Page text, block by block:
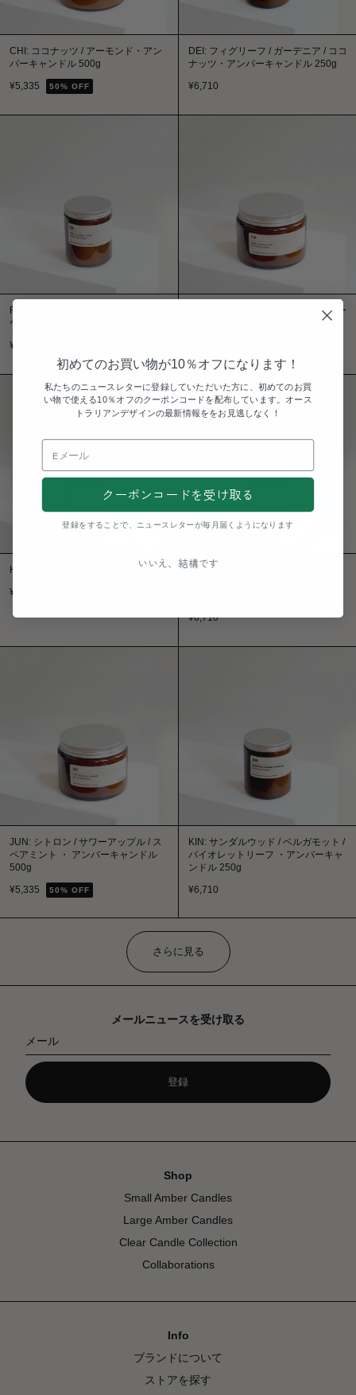
CHI: ココナッツ / アーモンド・アン
バーキャンドル 500g
¥5,335 50% OFF
DEI: フィグリーフ / ガーデニア / ココ
ナッツ・アンバーキャンドル 250g
¥6,710
FIR: シダー / ファーニードル / クロー
ヴ・アンバーキャンドル 250g
¥
FIR: シダー / ファーニードル / クロー
HUE 250g
¥
JUN: シトロン / サワーアップル / ス
¥6,710
JUN: シトロン / サワーアップル / ス
ペアミント ・ アンバーキャンドル
500g
¥5,335 50% OFF
KIN: サンダルウッド / ベルガモット /
バイオレットリーフ ・アンバーキャ
ンドル 250g
¥6,710
さらに見る
メールニュースを受け取る
メール
登録
Shop
Small Amber Candles
Large Amber Candles
Clear Candle Collection
Collaborations
Info
ブランドについて
ストアを探す
初めてのお買い物が10％オフになります！
私たちのニュースレターに登録していただいた方に、初めてのお買
い物で使える10％オフのクーポンコードを配布しています。オース
トラリアンデザインの最新情報ををお見逃しなく！
クーポンコードを受け取る
登録をすることで、ニュースレターが毎月届くようになります
いいえ、結構です